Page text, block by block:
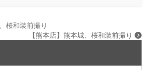
桜和装前撮り
【熊本店】熊本城、桜和装前撮り